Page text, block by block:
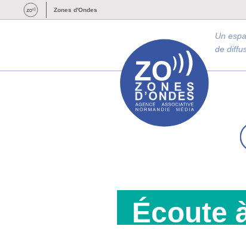
Zones d'Ondes
Un
de
Écoute